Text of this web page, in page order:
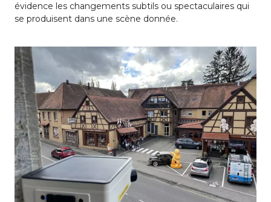
évidence les changements subtils ou spectaculaires qui
se produisent dans une scène donnée.